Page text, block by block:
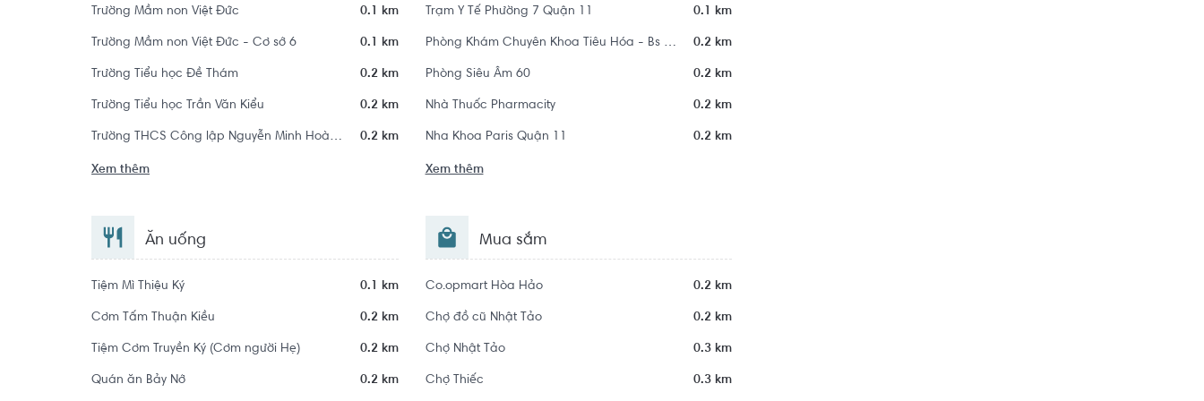
Trường Mầm non Việt Đức 0.1 km
Trường Mầm non Việt Đức - Cơ sở 6 0.1 km
Trường Tiểu học Đề Thám 0.2 km
Trường Tiểu học Trần Văn Kiểu 0.2 km
Trường THCS Công lập Nguyễn Minh Hoàng 0.2 km
Xem thêm
Trạm Y Tế Phường 7 Quận 11 0.1 km
Phòng Khám Chuyên Khoa Tiêu Hóa - Bs Lê Thành Lý 0.2 km
Phòng Siêu Âm 60 0.2 km
Nhà Thuốc Pharmacity 0.2 km
Nha Khoa Paris Quận 11 0.2 km
Xem thêm
Ăn uống
Tiệm Mì Thiệu Ký 0.1 km
Cơm Tấm Thuận Kiều 0.2 km
Tiệm Cơm Truyền Ký (Cơm người Hẹ) 0.2 km
Quán ăn Bảy Nở 0.2 km
Mua sắm
Co.opmart Hòa Hảo 0.2 km
Chợ đồ cũ Nhật Tảo 0.2 km
Chợ Nhật Tảo 0.3 km
Chợ Thiếc 0.3 km